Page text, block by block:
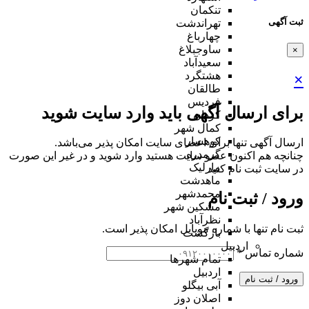
ثبت آگهی
×
×
برای ارسال آگهی باید وارد سایت شوید
ارسال آگهی تنها برای اعضای سایت امکان پذیر می‌باشد.
چنانچه هم‌ اکنون عضو سایت هستید وارد شوید و در غیر این صورت
در سایت ثبت نام کنید
ورود / ثبت نام
ثبت نام تنها با شماره موبایل امکان پذیر است.
شماره تماس*
ورود / ثبت نام
تنکمان
تهراندشت
چهارباغ
ساوجبلاغ
سعیدآباد
هشتگرد
طالقان
فردیس
کردان
کمال شهر
کوهسار
گرمدره
مارلیک
ماهدشت
محمدشهر
مشکین شهر
نظرآباد
بازگشت
اردبیل
تمام شهر‌ها
اردبیل
آبی بیگلو
اصلان دوز